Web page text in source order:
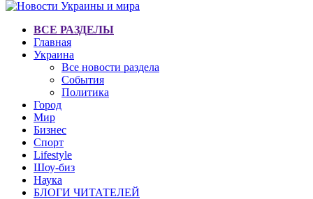
ВСЕ РАЗДЕЛЫ
Главная
Украина
Все новости раздела
События
Политика
Город
Мир
Бизнес
Спорт
Lifestyle
Шоу-биз
Наука
БЛОГИ ЧИТАТЕЛЕЙ